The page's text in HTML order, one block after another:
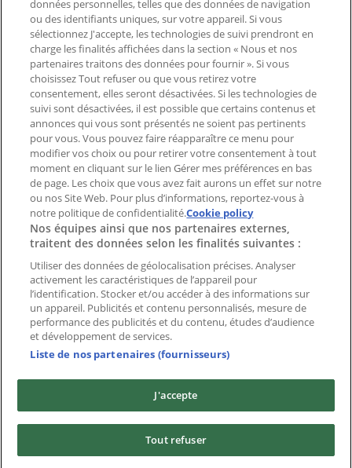
Demande marketing et professionnelle
Magasin mal situé sur la carte
Signaler un prospectus
Vous rencontrez un problème technique sur l’appli
ou le site?
Index
Marques
Marques locales
Enseignes
Commerces à proximité
Produits
Produits locaux
Villes
Télécharger l'appli Tiendeo
Copyright © Tiendeo ® 2026 · Shopfully Marketing S.L.U. –
données personnelles, telles que des données de navigation
ou des identifiants uniques, sur votre appareil. Si vous
sélectionnez J'accepte, les technologies de suivi prendront en
charge les finalités affichées dans la section « Nous et nos
partenaires traitons des données pour fournir ». Si vous
choisissez Tout refuser ou que vous retirez votre
consentement, elles seront désactivées. Si les technologies de
suivi sont désactivées, il est possible que certains contenus et
annonces qui vous sont présentés ne soient pas pertinents
pour vous. Vous pouvez faire réapparaître ce menu pour
modifier vos choix ou pour retirer votre consentement à tout
moment en cliquant sur le lien Gérer mes préférences en bas
de page. Les choix que vous avez fait aurons un effet sur notre
ou nos Site Web. Pour plus d’informations, reportez-vous à
notre politique de confidentialité.Cookie policy
Nos équipes ainsi que nos partenaires externes,
traitent des données selon les finalités suivantes :
Utiliser des données de géolocalisation précises. Analyser
activement les caractéristiques de l’appareil pour
l’identification. Stocker et/ou accéder à des informations sur
un appareil. Publicités et contenu personnalisés, mesure de
performance des publicités et du contenu, études d’audience
et développement de services.
Liste de nos partenaires (fournisseurs)
J'accepte
Tout refuser